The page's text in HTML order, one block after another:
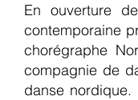
En ouverture
contemporaine
chorégraphe
compagnie de
danse